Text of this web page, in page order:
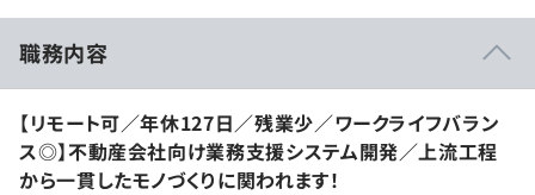
職務内容
【リモート可／年休127日／残業少／ワークライフバラン
ス◎】不動産会社向け業務支援システム開発／上流工程
から一貫したモノづくりに関われます！